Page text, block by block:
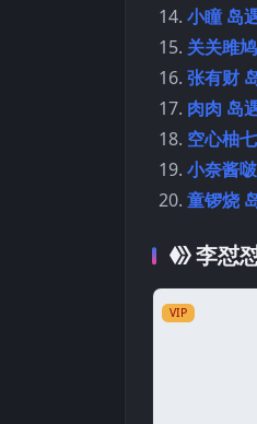
小瞳 岛
关关雎
张有财
肉肉 岛
空心柚
小奈酱
童锣烧
李怼
VIP